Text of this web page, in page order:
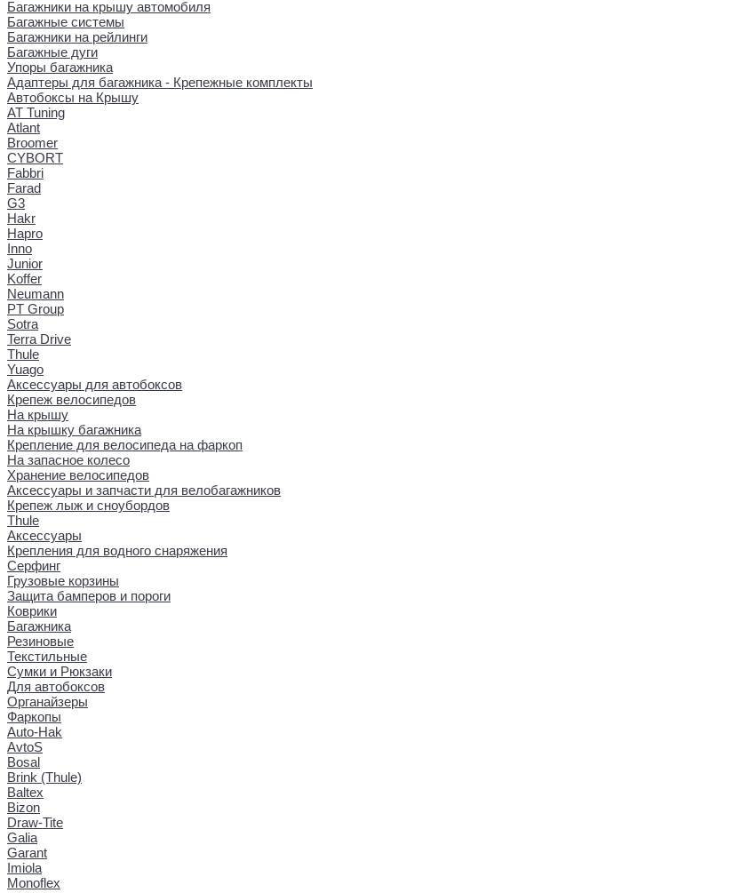
Багажники на крышу автомобиля
Багажные системы
Багажники на рейлинги
Багажные дуги
Упоры багажника
Адаптеры для багажника - Крепежные комплекты
Автобоксы на Крышу
AT Tuning
Atlant
Broomer
CYBORT
Fabbri
Farad
G3
Hakr
Hapro
Inno
Junior
Koffer
Neumann
PT Group
Sotra
Terra Drive
Thule
Yuago
Аксессуары для автобоксов
Крепеж велосипедов
На крышу
На крышку багажника
Крепление для велосипеда на фаркоп
На запасное колесо
Хранение велосипедов
Аксессуары и запчасти для велобагажников
Крепеж лыж и сноубордов
Thule
Аксессуары
Крепления для водного снаряжения
Серфинг
Грузовые корзины
Защита бамперов и пороги
Коврики
Багажника
Резиновые
Текстильные
Сумки и Рюкзаки
Для автобоксов
Органайзеры
Фаркопы
Auto-Hak
AvtoS
Bosal
Brink (Thule)
Baltex
Bizon
Draw-Tite
Galia
Garant
Imiola
Monoflex